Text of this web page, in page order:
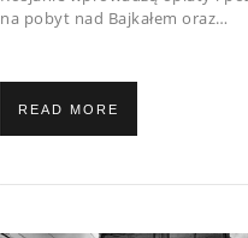
na pobyt nad Bajkałem oraz…
READ MORE